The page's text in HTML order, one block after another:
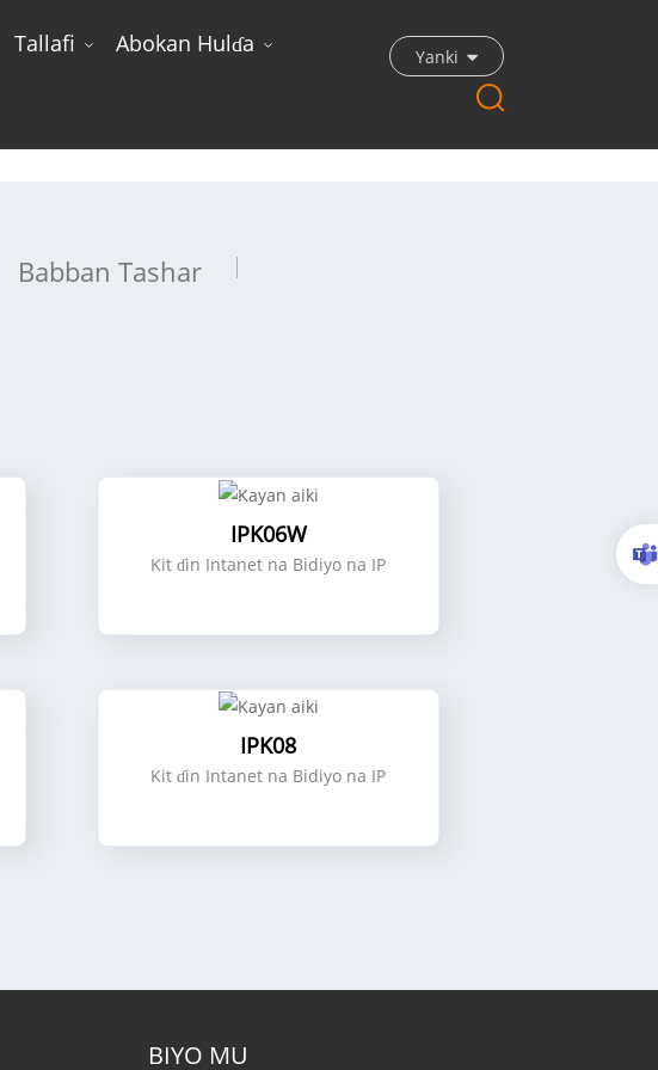
Tallafi Abokan Hulɗa Yanki
Babban Tashar
IPK06W
Kit ɗin Intanet na Bidiyo na IP
IPK08
Kit ɗin Intanet na Bidiyo na IP
BIYO MU